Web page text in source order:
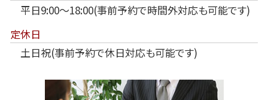
平日9:00～18:00(事前予約で時間外対応も可能です)
定休日
土日祝(事前予約で休日対応も可能です)